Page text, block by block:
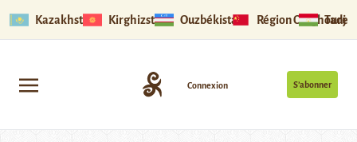
Kazakhstan Kirghizstan Ouzbékistan Région Ouïghoure
S’abonner
Connexion